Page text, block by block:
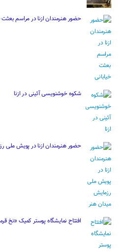
حضور هنرمندان ازنا در مراسم بعثت
شکوه خوشنویسی آئینی در ازنا
حضور هنرمندان ازنا در پویش ملی
افتتاح نمایشگاه پوستر کمیک «نخ